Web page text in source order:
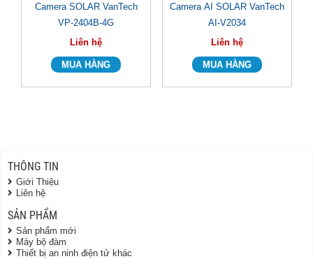
Camera SOLAR VanTech
VP-2404B-4G
Liên hệ
Camera AI SOLAR VanTech
AI-V2034
Liên hệ
THÔNG TIN
Giới Thiệu
Liên hệ
SẢN PHẨM
Sản phẩm mới
Máy bộ đàm
Thiết bị an ninh điện tử khác